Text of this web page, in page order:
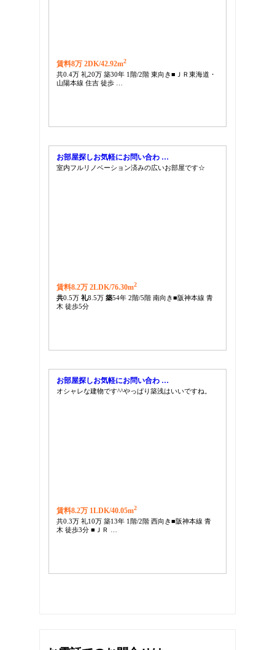
賃料8万 2DK/42.92m2
共0.4万 礼20万 築30年 1階/2階 東向き■ＪＲ東海道・
山陽本線 住吉 徒歩 …
お部屋探しお気軽にお問い合わ …
室内フルリノベーション済みの広いお部屋です☆
賃料8.2万 2LDK/76.30m2
共0.5万 礼8.5万 築54年 2階/5階 南向き■阪神本線 青
木 徒歩5分
お部屋探しお気軽にお問い合わ …
オシャレな建物です^^やっぱり築浅はいいですね。
賃料8.2万 1LDK/40.05m2
共0.3万 礼10万 築13年 1階/2階 西向き■阪神本線 青
木 徒歩3分 ■ＪＲ …